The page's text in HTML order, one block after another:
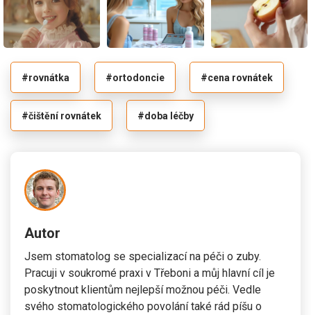
#rovnátka #ortodoncie #cena rovnátek
#čištění rovnátek #doba léčby
Autor
Jsem stomatolog se specializací na péči o zuby.
Pracuji v soukromé praxi v Třeboni a můj hlavní cíl je
poskytnout klientům nejlepší možnou péči. Vedle
svého stomatologického povolání také rád píšu o